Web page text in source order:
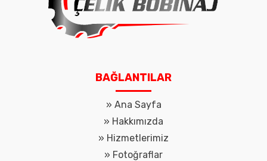
BAĞLANTILAR
» Ana Sayfa
» Hakkımızda
» Hizmetlerimiz
» Fotoğraflar